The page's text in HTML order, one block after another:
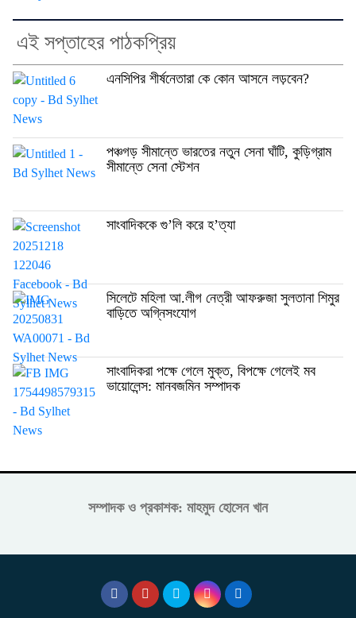
এই সপ্তাহের পাঠকপ্রিয়
এনসিপির শীর্ষনেতারা কে কোন আসনে লড়বেন?
পঞ্চগড় সীমান্তে ভারতের নতুন সেনা ঘাঁটি, কুড়িগ্রাম
সীমান্তে সেনা স্টেশন
সাংবাদিককে গু’লি করে হ’ত্যা
সিলেটে মহিলা আ.লীগ নেত্রী আফরুজা সুলতানা শিমুর
বাড়িতে অগ্নিসংযোগ
সাংবাদিকরা পক্ষে গেলে মুক্ত, বিপক্ষে গেলেই মব
ভায়োলেন্স: মানবজমিন সম্পাদক
সম্পাদক ও প্রকাশক: মাহমুদ হোসেন খান